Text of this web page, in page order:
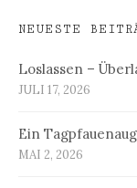
NEUESTE
Loslassen –
JULI 17, 2026
Ein
MAI 2, 2026